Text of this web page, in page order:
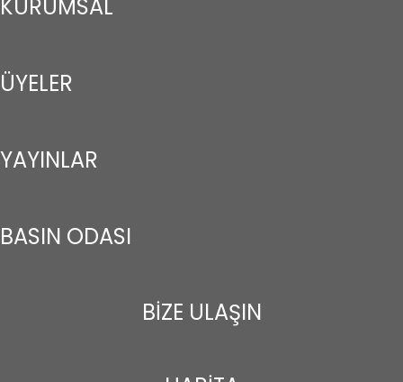
KURUMSAL
ÜYELER
YAYINLAR
BASIN ODASI
BİZE ULAŞIN